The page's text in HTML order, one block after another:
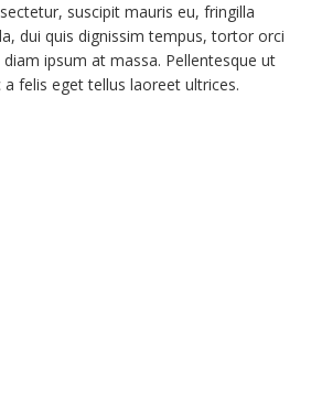
suscipit mauris eu, fringilla
dui quis dignissim tempus, tortor orci
ipsum at massa. Pellentesque ut
felis eget tellus laoreet ultrices.